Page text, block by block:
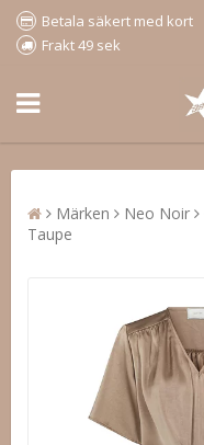
Betala säkert med kort
Frakt 49 sek
Märken Neo Noir
Taupe